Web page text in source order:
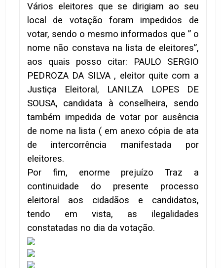
Vários eleitores que se dirigiam ao seu
local de votação foram impedidos de
votar, sendo o mesmo informados que ” o
nome não constava na lista de eleitores”,
aos quais posso citar: PAULO SERGIO
PEDROZA DA SILVA , eleitor quite com a
Justiça Eleitoral, LANILZA LOPES DE
SOUSA, candidata à conselheira, sendo
também impedida de votar por ausência
de nome na lista ( em anexo cópia de ata
de intercorrência manifestada por
eleitores.
Por fim, enorme prejuízo Traz a
continuidade do presente processo
eleitoral aos cidadãos e candidatos,
tendo em vista, as ilegalidades
constatadas no dia da votação.